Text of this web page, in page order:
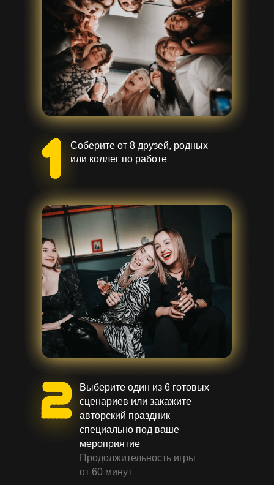
Соберите от 8 друзей, родных
или коллег по работе
Выберите один из 6 готовых
сценариев или закажите
авторский праздник
специально под ваше
мероприятие
Продолжительность игры
от 60 минут